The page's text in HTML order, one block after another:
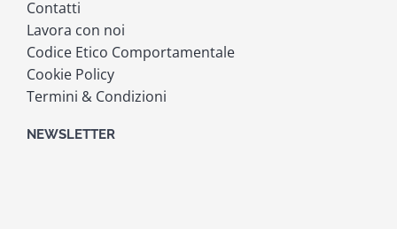
Contatti
Lavora con noi
Codice Etico Comportamentale
Cookie Policy
Termini & Condizioni
NEWSLETTER